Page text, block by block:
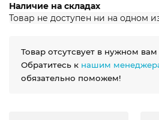
Наличие на складах
Товар не доступен ни на одном
Товар отсутсвует в нужном вам
Обратитесь к нашим
обязательно поможем!